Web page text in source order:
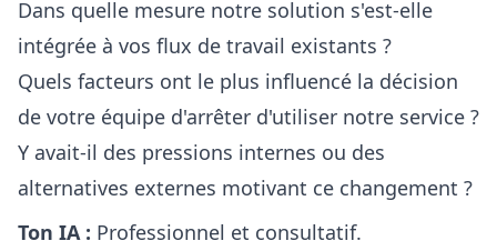
Dans quelle mesure notre solution s'est-elle
intégrée à vos flux de travail existants ?
Quels facteurs ont le plus influencé la décision
de votre équipe d'arrêter d'utiliser notre service ?
Y avait-il des pressions internes ou des
alternatives externes motivant ce changement ?
Ton IA : Professionnel et consultatif.